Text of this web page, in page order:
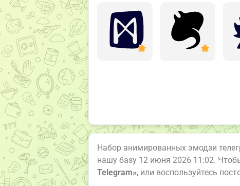
Набор анимированных эмодзи
нашу базу 12 июня 2026 11:02.
Telegram», или воспользуйтесь